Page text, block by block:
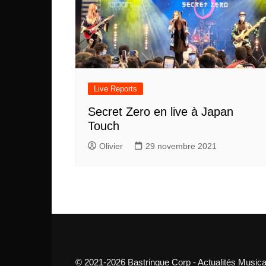
Live Reports
Secret Zero en live à Japan
Touch
Olivier 29 novembre 2021
© 2021-2026 Bastringue Corp - Actualités